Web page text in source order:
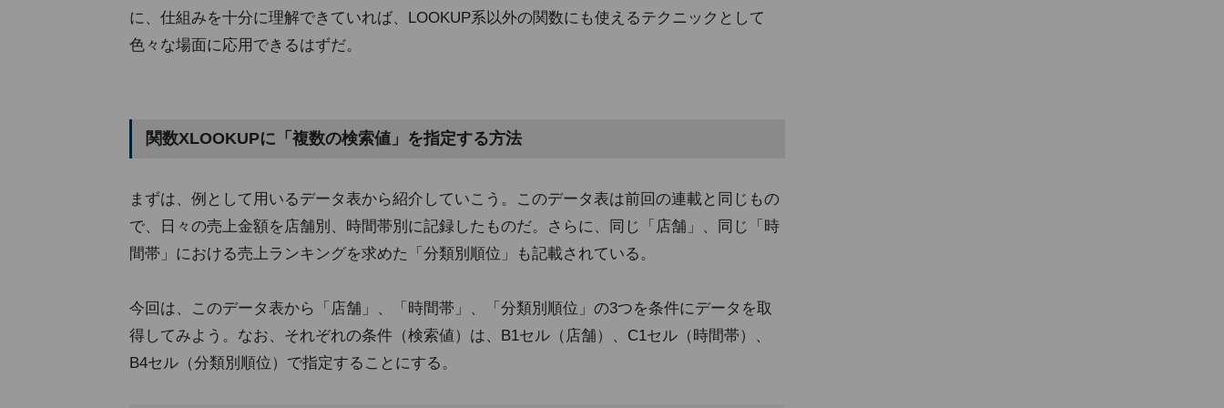
に、仕組みを十分に理解できていれば、LOOKUP系以外の関数にも使えるテクニックとして
色々な場面に応用できるはずだ。
関数XLOOKUPに「複数の検索値」を指定する方法
まずは、例として用いるデータ表から紹介していこう。このデータ表は前回の連載と同じもの
で、日々の売上金額を店舗別、時間帯別に記録したものだ。さらに、同じ「店舗」、同じ「時
間帯」における売上ランキングを求めた「分類別順位」も記載されている。
今回は、このデータ表から「店舗」、「時間帯」、「分類別順位」の3つを条件にデータを取
得してみよう。なお、それぞれの条件（検索値）は、B1セル（店舗）、C1セル（時間帯）、
B4セル（分類別順位）で指定することにする。